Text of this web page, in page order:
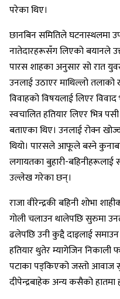
परेका थिए।
छानबिन समितिले घटनास्थलमा
नातेदारहरूसँग लिएको बयानले
पारस शाहका अनुसार सो रात
उनलाई उठाएर माथिल्लो
विवाहको विषयलाई लिएर
स्वचालित हतियार लिएर भित्र
बताएका थिए। उनलाई रोक्न
थियो। पारसले आफूले बस्ने कुनाबाट
लगायतका बुहारी-
उल्लेख गरेका छन्।
राजा वीरेन्द्रकी बहिनी शोभा
गोली चलाउन थालेपछि सुरुमा
ढलेपछि उनी कुद्दै दाइलाई
हतियार थुतेर म्यागेजिन निकाली
पटाका पड्किएको जस्तो आवाज
दीपेन्द्रबाहेक अन्य कसैको